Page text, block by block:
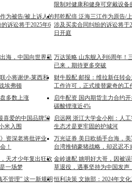
限制对健康和健身可穿戴设备
为被告/被上诉人的
诉讼将于2025年6
邦乾配倍 泛海三江作为原告/
涉及买卖合同纠纷的诉讼将于
日开庭
海，中国向世界呈 万达策略 山东舰入列6周年！
已来，期待更多突破
小将谢伊-莱西和
埃弗顿
财牛股配 邮报：维拉新任转
工作许可，正式接替蒙奇的工
多数上涨
启牛配资 国内期货主力合约
碳酸锂涨近4%
喜爱的中国品牌50
米入围
启远网 浙江大学金小刚：人
生态才是更牢固的护城河
资深老将批评业
！
万光证券 美日欧插手台海，
台湾推销豪猪战略，却迟迟不
天才少年复出狂砍
一场梦
金岭速配 姚明好大哥，因被
草退役，遇事坚持为中国发声
管理” 这一新规明 恒利决策 文旅部：2024年文